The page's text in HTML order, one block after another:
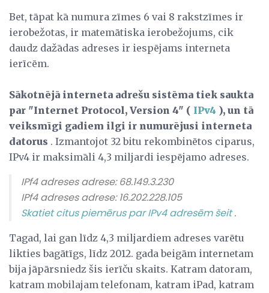
Bet, tāpat kā numura zīmes 6 vai 8 rakstzīmes ir
ierobežotas, ir matemātiska ierobežojums, cik
daudz dažādas adreses ir iespējams interneta
ierīcēm.
Sākotnējā interneta adrešu sistēma tiek saukta
par "Internet Protocol, Version 4" ( IPv4 ), un tā
veiksmīgi gadiem ilgi ir numurējusi interneta
datorus . Izmantojot 32 bitu rekombinētos ciparus,
IPv4 ir maksimāli 4,3 miljardi iespējamo adreses.
IPf4 adreses adrese: 68.149.3.230
IPf4 adreses adrese: 16.202.228.105
Skatiet citus piemērus par IPv4 adresēm šeit.
Tagad, lai gan līdz 4,3 miljardiem adreses varētu
likties bagātīgs, līdz 2012. gada beigām internetam
bija jāpārsniedz šis ierīču skaits. Katram datoram,
katram mobilajam telefonam, katram iPad, katram